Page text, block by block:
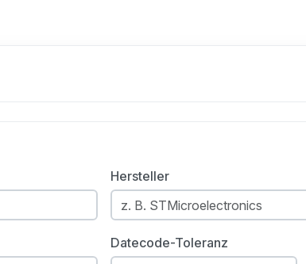
Hersteller
Datecode-Toleranz